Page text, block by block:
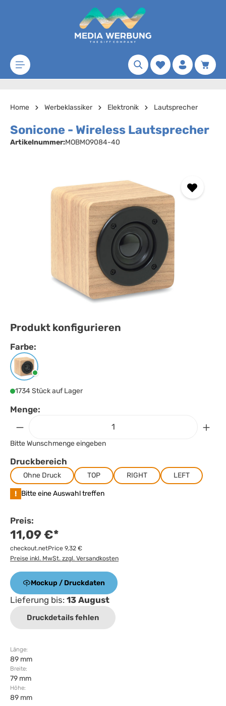
Zum Hauptinhalt springen
Merkzettel
Home Werbeklassiker Elektronik Lautsprecher
Sonicone - Wireless Lautsprecher
Artikelnummer:MOBMO9084-40
Produkt konfigurieren
Farbe:
Farbeauswählen
Holz
1734 Stück auf Lager
Menge:
Bitte Wunschmenge eingeben
Druckbereich
Ohne Druck TOP RIGHT LEFT
! Bitte eine Auswahl treffen
Preis:
11,09 €*
checkout.netPrice 9,32 €
Preise inkl. MwSt. zzgl. Versandkosten
Mockup / Druckdaten
Lieferung bis: 13 August
Druckdetails fehlen
Länge:
89 mm
Breite:
79 mm
Höhe:
89 mm